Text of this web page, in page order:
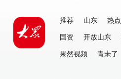
推荐 山东 热点
国资
开放山东
果然视频
青未了